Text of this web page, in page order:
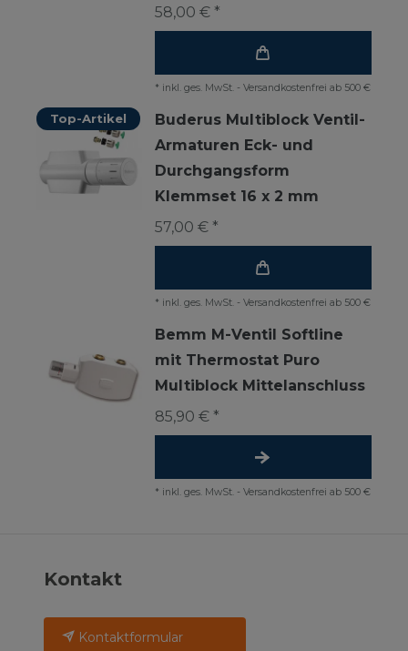
58,00 € *
* inkl. ges. MwSt. - Versandkostenfrei ab 500 €
Top-Artikel
Buderus Multiblock Ventil-
Armaturen Eck- und
Durchgangsform
Klemmset 16 x 2 mm
57,00 € *
* inkl. ges. MwSt. - Versandkostenfrei ab 500 €
Bemm M-Ventil Softline
mit Thermostat Puro
Multiblock Mittelanschluss
85,90 € *
* inkl. ges. MwSt. - Versandkostenfrei ab 500 €
Kontakt
Kontaktformular